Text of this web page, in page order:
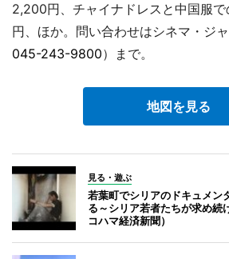
2,200円、チャイナドレスと中国服
円、ほか。問い合わせはシネマ・ジ
045-243-9800）まで。
地図を見る
見る・遊ぶ
若葉町でシリアのドキュメン
る～シリア若者たちが求め続
コハマ経済新聞）